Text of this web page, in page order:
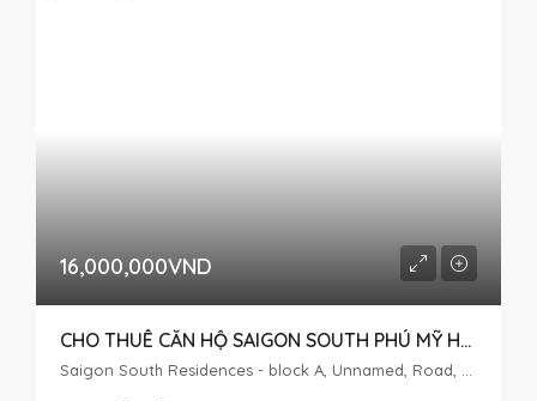
16,000,000VND
CHO THUÊ CĂN HỘ SAIGON SOUTH PHÚ MỸ HƯNG GIÁ RẺ